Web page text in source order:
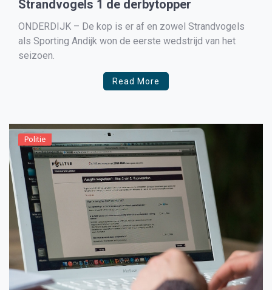
Strandvogels 1 de derbytopper
ONDERDIJK – De kop is er af en zowel Strandvogels
als Sporting Andijk won de eerste wedstrijd van het
seizoen.
Read More
Politie